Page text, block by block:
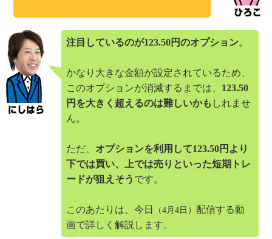
注目しているのが123.50円のオプション。
かなり大きな金額が設定されているため、
このオプションが消滅するまでは、 123.50
円を大きく超えるのは難しいかも しれませ
ん。
ただ、 オプションを利用して123.50円より
下では買い、上では売りといった短期トレ
ードが狙えそう です。
このあたりは、今日 （4月4日） 配信する動
画で詳しく解説します。